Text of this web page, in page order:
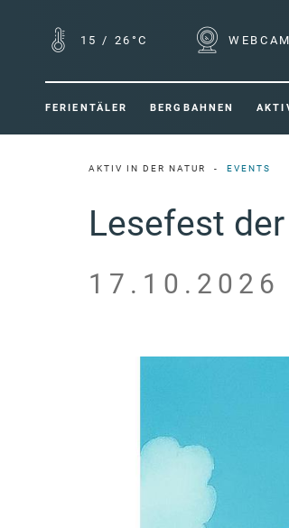
15 / 26°C WEBCAM
FERIENTÄLER BERGBAHNEN
AKTIV IN DER NATUR EVENTS
Lesefest
17.10.2026